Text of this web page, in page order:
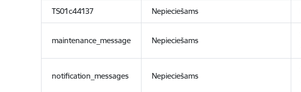
TS01c44137 Nepieciešams
maintenance_message Nepieciešams
notification_messages Nepieciešams